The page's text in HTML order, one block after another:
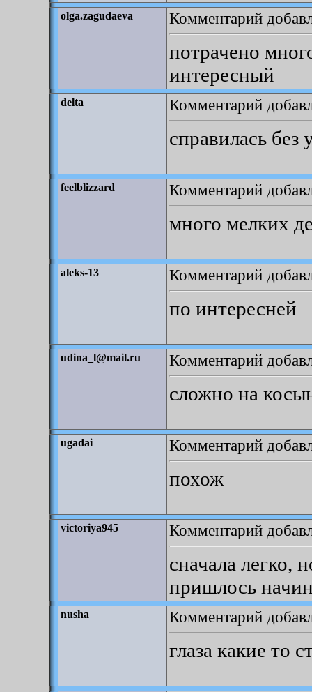
olga.zagudaeva Комментарий
потрачено
интересный
delta Комментарий
справилась
feelblizzard Комментарий
много мелких
aleks-13 Комментарий
по интересней
udina_l@mail.ru Комментарий
сложно на
ugadai Комментарий
похож
victoriya945 Комментарий
сначала легко,
пришлось
nusha Комментарий
глаза какие то